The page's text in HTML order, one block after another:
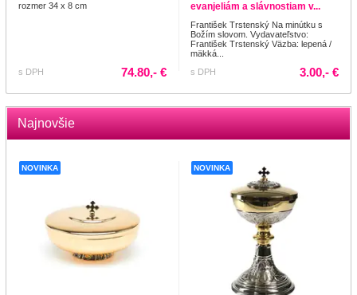
rozmer 34 x 8 cm
s DPH 74.80,- €
evanjeliám a slávnostiam v...
František Trstenský Na minútku s
Božím slovom. Vydavateľstvo:
František Trstenský Väzba: lepená /
mäkká...
s DPH
3.00,- €
Najnovšie
NOVINKA NOVINKA